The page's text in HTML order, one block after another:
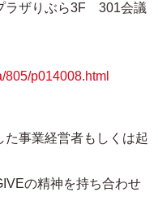
りぶら3F 301会議
805/p014008.html
業経営者もしくは起
精神を持ち合わせ